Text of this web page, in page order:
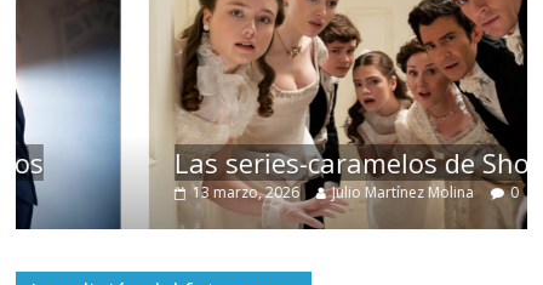
Las series-caramelos de Shondaland
Julio Martínez Molina 0